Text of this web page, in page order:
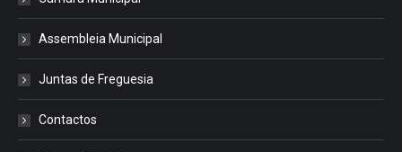
Assembleia Municipal
Juntas de Freguesia
Contactos